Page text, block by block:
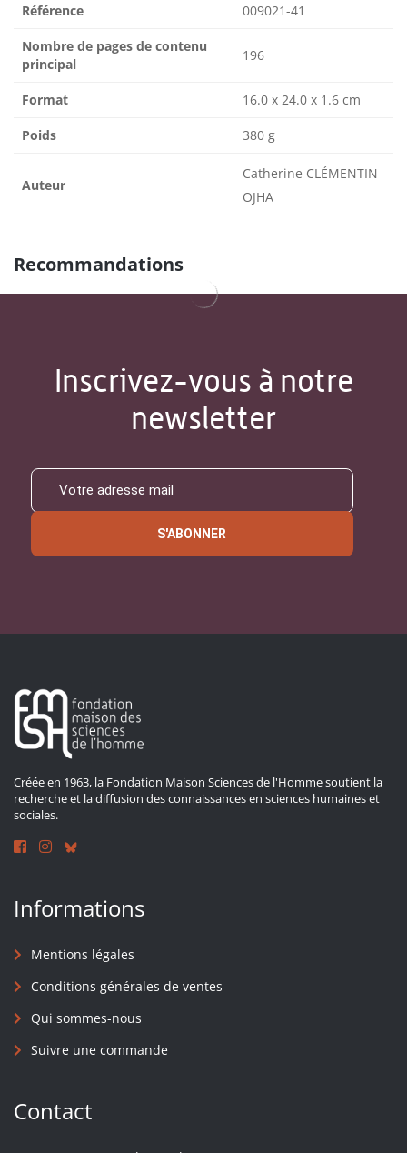
Référence 009021-41
Nombre de pages de contenu
principal
196
Format 16.0 x 24.0 x 1.6 cm
Poids 380 g
Auteur
Catherine CLÉMENTIN
OJHA
Recommandations
Inscrivez-vous à notre
newsletter
S'ABONNER
Créée en 1963, la Fondation Maison Sciences de l'Homme soutient la
recherche et la diffusion des connaissances en sciences humaines et
sociales.
Informations
Mentions légales
Conditions générales de ventes
Qui sommes-nous
Suivre une commande
Contact